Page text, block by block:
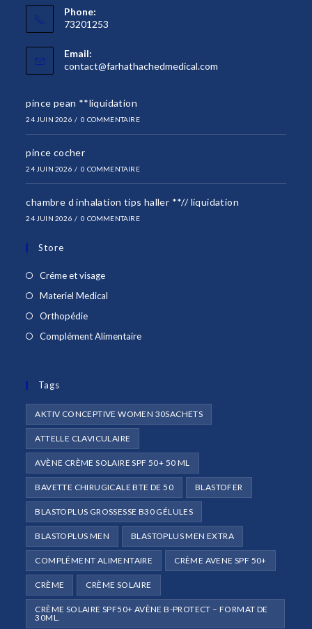
Phone:
73201253
Email:
contact@farhathachedmedical.com
pince pean **liquidation
24 JUIN 2026 / 0 COMMENTAIRE
pince cocher
24 JUIN 2026 / 0 COMMENTAIRE
chambre d inhalation tips haller **// liquidation
24 JUIN 2026 / 0 COMMENTAIRE
Store
Créme et visageS’ouvre
dans
Materiel Medical
OrthopédieS’ouvre
dans
Complément AlimentaireS’ouvre
onglet
Tags
AKTIV CONCEPTIVE WOMEN 30SACHETS
ATTELLE CLAVICULAIRE
AVÈNE CRÈME SOLAIRE SPF 50+ 50 ML
BAVETTE CHIRUGICALE BTE DE 50 BLASTOFER
BLASTOPLUS GROSSESSE B30 GÉLULES
BLASTOPLUS MEN BLASTOPLUS MEN EXTRA
COMPLÉMENT ALIMENTAIRE CRÈME AVENE SPF 50+
CRÈME CRÈME SOLAIRE
CRÈME SOLAIRE SPF50+ AVÈNE B-PROTECT – FORMAT DE
30ML.